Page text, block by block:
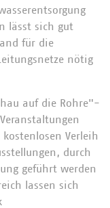
lässt sich gut
für die
nötig
auf die Rohre"-
Verleih
durch
geführt werden
lassen sich